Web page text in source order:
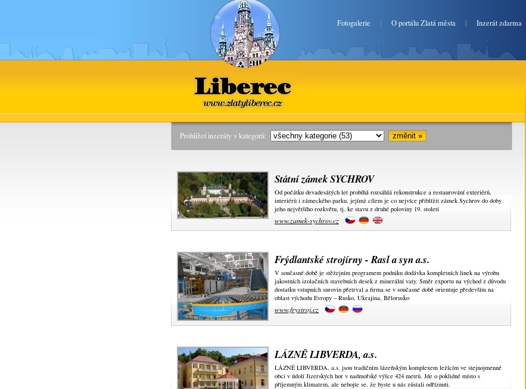
Fotogalerie | O portálu Zlatá města | Inzerát zdarma
Liberec
www.zlatyliberec.cz
Prohlížet inzeráty v kategorii:
Státní zámek SYCHROV
Od počátku devadesátých let probíhá rozsáhlá rekonstrukce a restaurování exteriérů,
interiérů i zámeckého parku, jejímž cílem je co nejvíce přiblížit zámek Sychrov do doby
jeho největšího rozkvětu, tj. ke stavu z druhé poloviny 19. století
www.zamek-sychrov.cz
Frýdlantské strojírny - Rasl a syn a.s.
V současné době je stěžejním programem podniku dodávka kompletních linek na výrobu
jakostních izolačních stavebních desek z minerální vaty. Směr exportu na východ z důvodu
dostatku vstupních surovin přetrval a firma se v současné době orientuje především na
oblast východu Evropy – Rusko, Ukrajina, Bělorusko
www.frystroj.cz
LÁZNĚ LIBVERDA, a.s.
LÁZNĚ LIBVERDA, a.s. jsou tradičním lázeňským komplexem ležícím ve stejnojmenné
obci v údolí Jizerských hor v nadmořské výšce 424 metrů. Jde o poklidné místo s
příjemným klimatem, ale nebojte se, že byste u nás zůstali odříznuti.